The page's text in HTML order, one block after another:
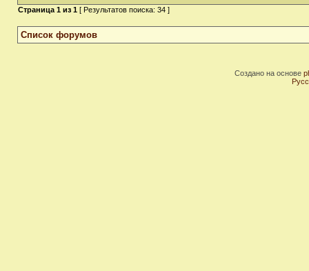
Страница 1 из 1 [ Результатов поиска: 34 ]
Список форумов
Создано на основе